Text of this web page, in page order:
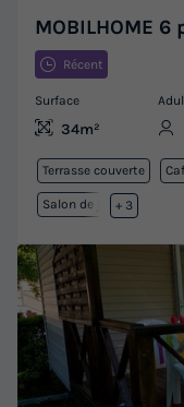
MOBILHOME
Récent
Surface
34m²
Terrasse couverte
Salon de jardin
+ 3